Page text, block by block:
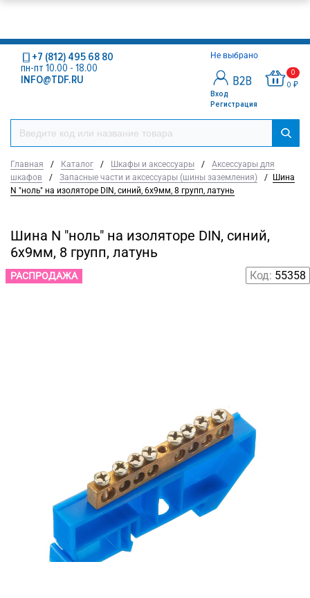
Не выбрано
Вход
Регистрация
0
0 ₽
+7 (812) 495 68 80
пн-пт 10.00 - 18.00
INFO@TDF.RU
Главная / Каталог / Шкафы и аксессуары /
Аксессуары для
шкафов
/ Запасные части и аксессуары (шины заземления) /
Шина
N "ноль" на изоляторе DIN, синий, 6х9мм, 8 групп, латунь
Шина N "ноль" на изоляторе DIN, синий,
6х9мм, 8 групп, латунь
РАСПРОДАЖА Код: 55358